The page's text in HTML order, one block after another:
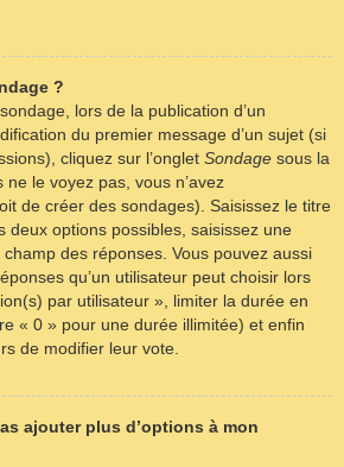
?
lors de la publication d’un
du premier message d’un sujet (si
cliquez sur l’onglet Sondage sous la
le voyez pas, vous n’avez
de créer des sondages). Saisissez le titre
deux options possibles, saisissez une
des réponses. Vous pouvez aussi
qu’un utilisateur peut choisir lors
par utilisateur », limiter la durée en
« 0 » pour une durée illimitée) et enfin
de modifier leur vote.
ajouter plus d’options à mon